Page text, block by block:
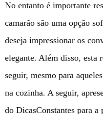
No entanto é importante
camarão são uma opção
deseja impressionar os
elegante. Além disso, esta
seguir, mesmo para
na cozinha. A seguir,
do DicasConstantes para